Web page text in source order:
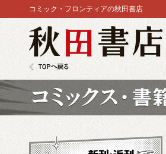
コミック・フロンティアの秋田書店